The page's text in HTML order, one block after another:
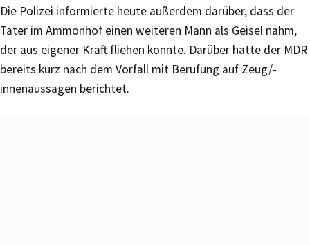
Die Polizei informierte heute außerdem darüber, dass der
Täter im Ammonhof einen weiteren Mann als Geisel nahm,
der aus eigener Kraft fliehen konnte. Darüber hatte der MDR
bereits kurz nach dem Vorfall mit Berufung auf Zeug/-
innenaussagen berichtet.